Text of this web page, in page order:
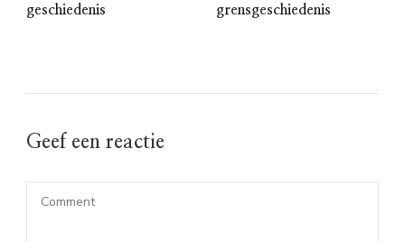
geschiedenis
grensgeschiedenis
Geef een reactie